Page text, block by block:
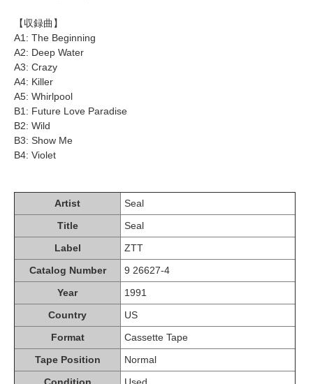
【収録曲】
A1: The Beginning
A2: Deep Water
A3: Crazy
A4: Killer
A5: Whirlpool
B1: Future Love Paradise
B2: Wild
B3: Show Me
B4: Violet
Artist
Seal
Title
Seal
Label
ZTT
Catalog Number
9 26627-4
Year
1991
Country
US
Format
Cassette Tape
Tape Position
Normal